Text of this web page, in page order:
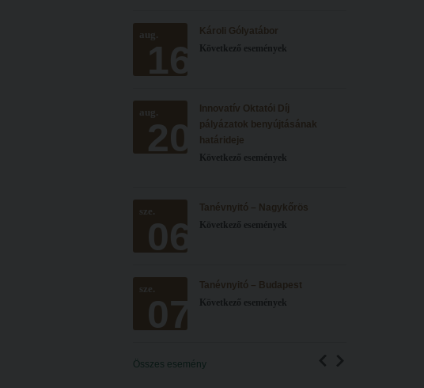
aug.
16
Károli Gólyatábor
Következő események
aug.
20
Innovatív Oktatói Díj
pályázatok benyújtásának
határideje
Következő események
sze.
06
Tanévnyitó – Nagykőrös
Következő események
sze.
07
Tanévnyitó – Budapest
Következő események
Összes esemény